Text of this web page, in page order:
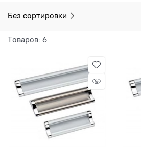
Без сортировки
Товаров: 6